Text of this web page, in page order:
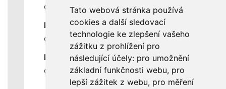
Tato webová stránka používá
cookies a další sledovací
technologie ke zlepšení vašeho
zážitku z prohlížení pro
následující účely: pro umožnění
základní funkčnosti webu, pro
lepší zážitek z webu, pro měření
Ceník servisních prací
DŮLEŽITÉ INFORMACE
Ochrana osobních údajů
RYCHLÉ ODKAZY
Odstoupení od smlouvy